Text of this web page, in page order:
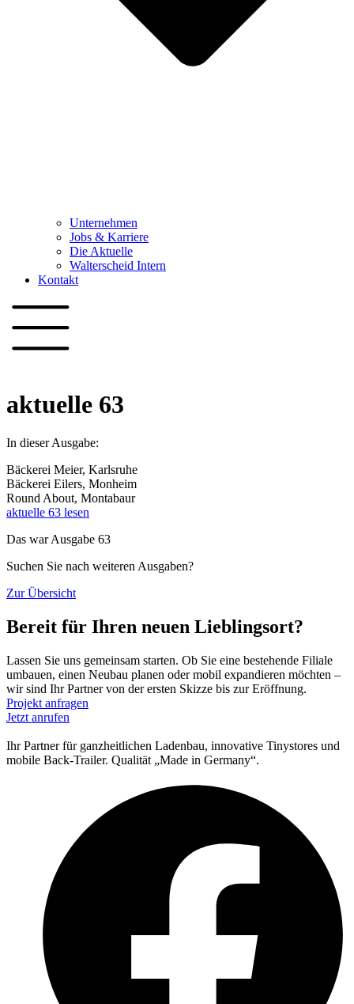
Unternehmen
Jobs & Karriere
Die Aktuelle
Walterscheid Intern
Kontakt
aktuelle 63
In dieser Ausgabe:
Bäckerei Meier, Karlsruhe
Bäckerei Eilers, Monheim
Round About, Montabaur
aktuelle 63 lesen
Das war Ausgabe 63
Suchen Sie nach weiteren Ausgaben?
Zur Übersicht
Bereit für Ihren neuen Lieblingsort?
Lassen Sie uns gemeinsam starten. Ob Sie eine bestehende Filiale
umbauen, einen Neubau planen oder mobil expandieren möchten –
wir sind Ihr Partner von der ersten Skizze bis zur Eröffnung.
Projekt anfragen
Jetzt anrufen
Ihr Partner für ganzheitlichen Ladenbau, innovative Tinystores und
mobile Back-Trailer. Qualität „Made in Germany“.